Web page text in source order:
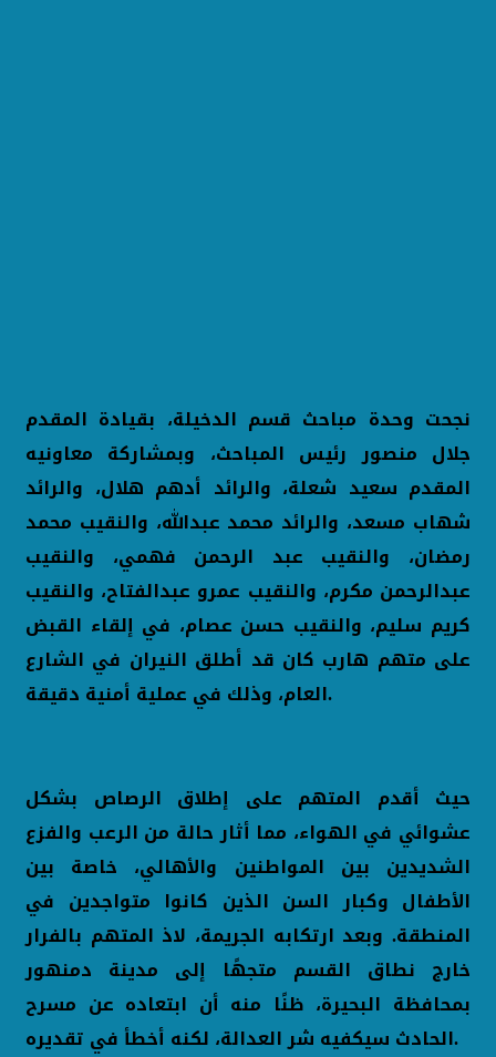
نجحت وحدة مباحث قسم الدخيلة، بقيادة المقدم
جلال منصور رئيس المباحث، وبمشاركة معاونيه
المقدم سعيد شعلة، والرائد أدهم هلال، والرائد
شهاب مسعد، والرائد محمد عبدالله، والنقيب محمد
رمضان، والنقيب عبد الرحمن فهمي، والنقيب
عبدالرحمن مكرم، والنقيب عمرو عبدالفتاح، والنقيب
كريم سليم، والنقيب حسن عصام، في إلقاء القبض
على متهم هارب كان قد أطلق النيران في الشارع
العام، وذلك في عملية أمنية دقيقة.
حيث أقدم المتهم على إطلاق الرصاص بشكل
عشوائي في الهواء، مما أثار حالة من الرعب والفزع
الشديدين بين المواطنين والأهالي، خاصة بين
الأطفال وكبار السن الذين كانوا متواجدين في
المنطقة. وبعد ارتكابه الجريمة، لاذ المتهم بالفرار
خارج نطاق القسم متجهًا إلى مدينة دمنهور
بمحافظة البحيرة، ظنًا منه أن ابتعاده عن مسرح
الحادث سيكفيه شر العدالة، لكنه أخطأ في تقديره.